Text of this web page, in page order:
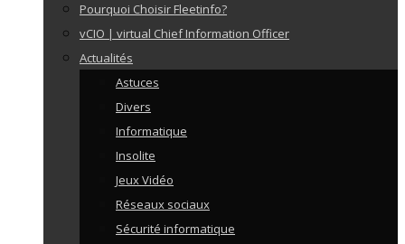
Pourquoi Choisir Fleetinfo?
vCIO | virtual Chief Information Officer
Actualités
Astuces
Divers
Informatique
Insolite
Jeux Vidéo
Réseaux sociaux
Sécurité informatique